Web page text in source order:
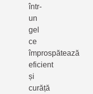
într-
un
gel
ce
împrospătează
eficient
și
curăță